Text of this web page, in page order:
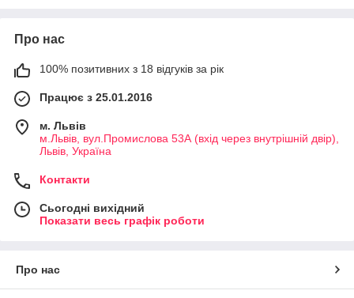
вишиванки.
вишивка.
асортимент.
Про нас
100% позитивних з 18 відгуків за рік
Працює з 25.01.2016
м. Львів
м.Львів, вул.Промислова 53А (вхід через внутрішній двір),
Львів, Україна
Контакти
Сьогодні вихідний
Показати весь графік роботи
Про нас